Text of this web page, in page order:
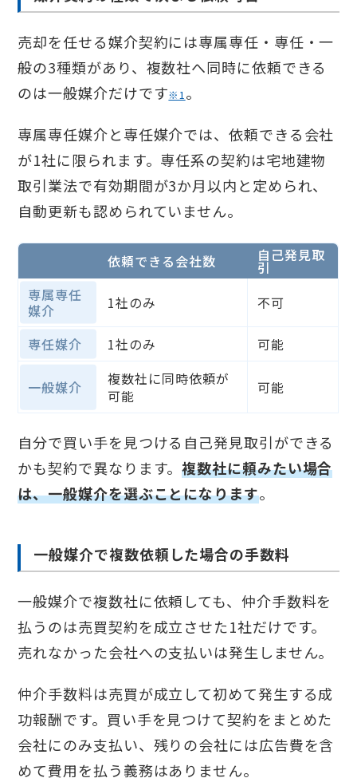
売却を任せる媒介契約には専属専任・専任・一
般の3種類があり、複数社へ同時に依頼できる
のは一般媒介だけです※1。
専属専任媒介と専任媒介では、依頼できる会社
が1社に限られます。専任系の契約は宅地建物
取引業法で有効期間が3か月以内と定められ、
自動更新も認められていません。
依頼できる会社数 自己発見取
引
専属専任
媒介
1社のみ 不可
専任媒介 1社のみ 可能
一般媒介
複数社に同時依頼が
可能
可能
自分で買い手を見つける自己発見取引ができる
かも契約で異なります。複数社に頼みたい場合
は、一般媒介を選ぶことになります。
一般媒介で複数依頼した場合の手数料
一般媒介で複数社に依頼しても、仲介手数料を
払うのは売買契約を成立させた1社だけです。
売れなかった会社への支払いは発生しません。
仲介手数料は売買が成立して初めて発生する成
功報酬です。買い手を見つけて契約をまとめた
会社にのみ支払い、残りの会社には広告費を含
めて費用を払う義務はありません。